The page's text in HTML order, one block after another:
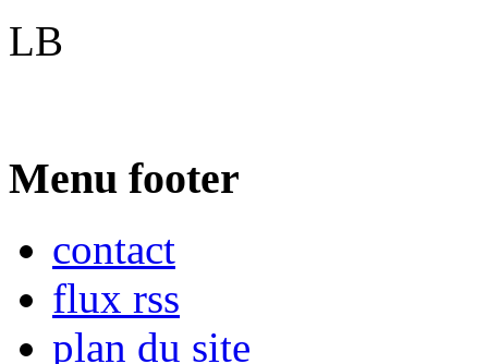
LB
Menu footer
contact
flux rss
plan du site